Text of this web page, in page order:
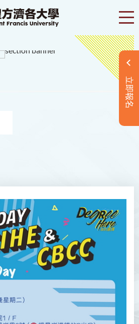
立即報名